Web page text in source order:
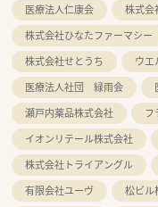
医療法人仁康会
株式会
株式会社ひなたファーマシー
株式会社せとうち
ウエ
医療法人社団 緑雨会
瀬戸内薬品株式会社
フ
イオンリテール株式会社
株式会社トライアングル
有限会社ユーヴ
松ビル